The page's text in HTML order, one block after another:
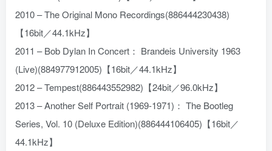
2010 – The Original Mono Recordings(886444230438)
【16bit／44.1kHz】
2011 – Bob Dylan In Concert： Brandeis University 1963
(Live)(884977912005)【16bit／44.1kHz】
2012 – Tempest(886443552982)【24bit／96.0kHz】
2013 – Another Self Portrait (1969-1971)： The Bootleg
Series, Vol. 10 (Deluxe Edition)(886444106405)【16bit／
44.1kHz】